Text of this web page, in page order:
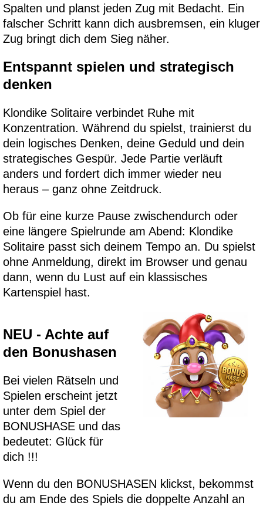
Spalten und planst jeden Zug mit Bedacht. Ein
falscher Schritt kann dich ausbremsen, ein kluger
Zug bringt dich dem Sieg näher.
Entspannt spielen und strategisch
denken
Klondike Solitaire verbindet Ruhe mit
Konzentration. Während du spielst, trainierst du
dein logisches Denken, deine Geduld und dein
strategisches Gespür. Jede Partie verläuft
anders und fordert dich immer wieder neu
heraus – ganz ohne Zeitdruck.
Ob für eine kurze Pause zwischendurch oder
eine längere Spielrunde am Abend: Klondike
Solitaire passt sich deinem Tempo an. Du spielst
ohne Anmeldung, direkt im Browser und genau
dann, wenn du Lust auf ein klassisches
Kartenspiel hast.
NEU - Achte auf
den Bonushasen
Bei vielen Rätseln und
Spielen erscheint jetzt
unter dem Spiel der
BONUSHASE und das
bedeutet: Glück für
dich !!!
Wenn du den BONUSHASEN klickst, bekommst
du am Ende des Spiels die doppelte Anzahl an